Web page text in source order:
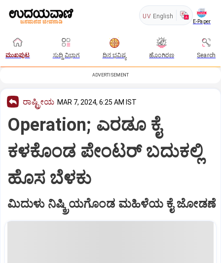
UV English
E-Paper
ಮುಖಪುಟ ಸುದ್ದಿ ವಿಭಾಗ ದಿನ ಭವಿಷ್ಯ ಹೊಂಗಿರಣ Search
ADVERTISEMENT
ರಾಷ್ಟ್ರೀಯ MAR 7, 2024, 6:25 AM IST
Operation; ಎರಡೂ ಕೈ
ಕಳಕೊಂಡ ಪೇಂಟರ್‌ ಬದುಕಲ್ಲಿ
ಹೊಸ ಬೆಳಕು
ಮಿದುಳು ನಿಷ್ಕ್ರಿಯಗೊಂಡ ಮಹಿಳೆಯ ಕೈ ಜೋಡಣೆ